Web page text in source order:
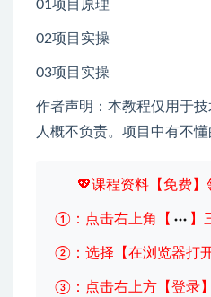
01项目原理
02项目实操
03项目实操
作者声明：本教程仅用于
人概不负责。项目中有不懂
💖课程资料【免费】
①：点击右上角【 】
②：选择【在浏览器打开
③：点击右上方【